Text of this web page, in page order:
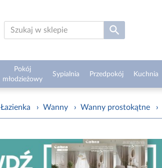
Pokój
młodzieżowy
Sypialnia Przedpokój Kuchnia
Łazienka › Wanny › Wanny prostokątne ›